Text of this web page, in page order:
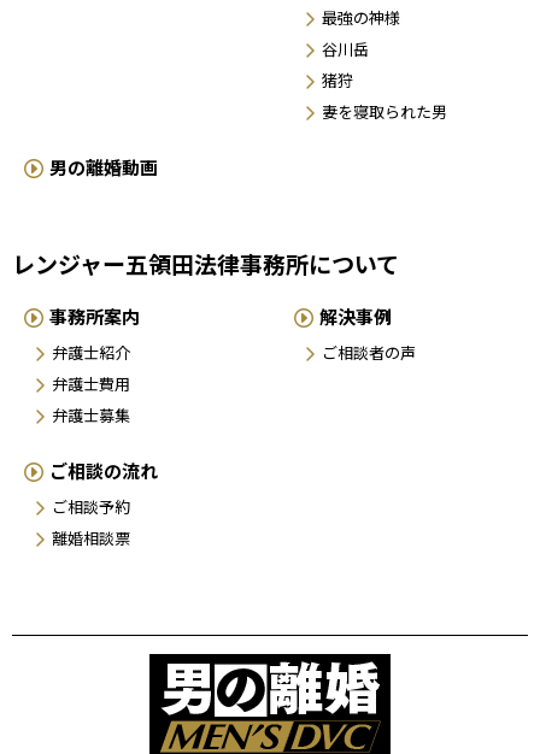
最強の神様
谷川岳
猪狩
妻を寝取られた男
男の離婚動画
レンジャー五領田法律事務所について
事務所案内
弁護士紹介
弁護士費用
弁護士募集
解決事例
ご相談者の声
ご相談の流れ
ご相談予約
離婚相談票